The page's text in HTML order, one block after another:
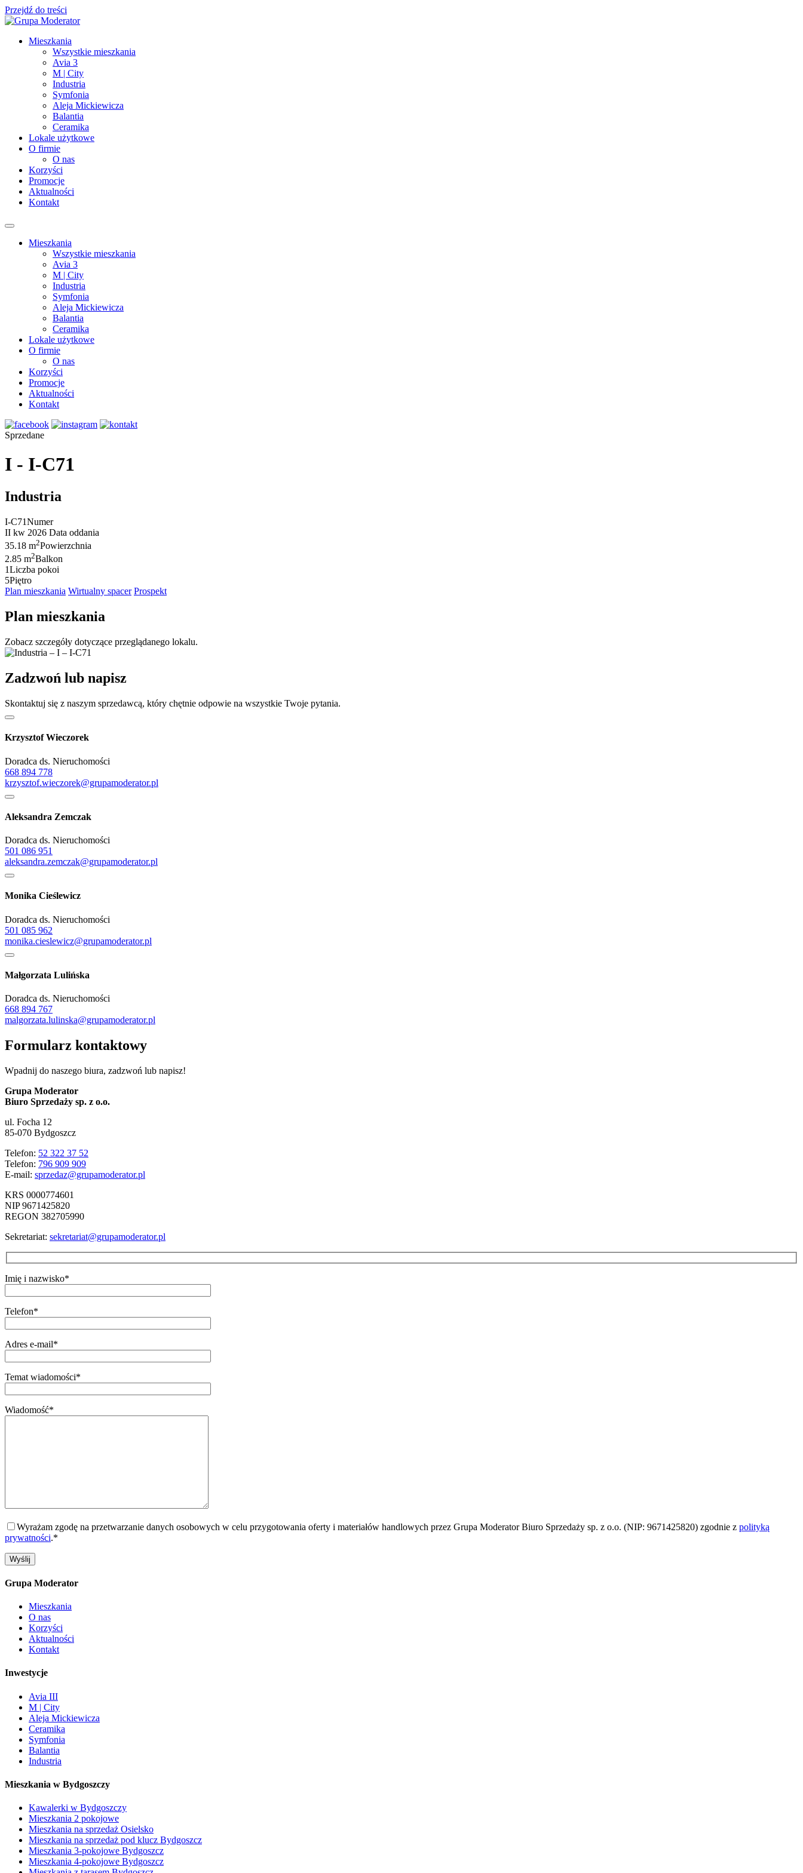
Przejdź do treści
Mieszkania
Wszystkie mieszkania
Avia 3
M | City
Industria
Symfonia
Aleja Mickiewicza
Balantia
Ceramika
Lokale użytkowe
O firmie
O nas
Korzyści
Promocje
Aktualności
Kontakt
Mieszkania
Wszystkie mieszkania
Avia 3
M | City
Industria
Symfonia
Aleja Mickiewicza
Balantia
Ceramika
Lokale użytkowe
O firmie
O nas
Korzyści
Promocje
Aktualności
Kontakt
Sprzedane
I - I-C71
Industria
I-C71Numer
II kw 2026 Data oddania
35.18 m2Powierzchnia
2.85 m2Balkon
1Liczba pokoi
5Piętro
Plan mieszkania Wirtualny spacer Prospekt
Plan mieszkania
Zobacz szczegóły dotyczące przeglądanego lokalu.
Zadzwoń lub napisz
Skontaktuj się z naszym sprzedawcą, który chętnie odpowie na wszystkie Twoje pytania.
Krzysztof Wieczorek
Doradca ds. Nieruchomości
668 894 778
krzysztof.wieczorek@grupamoderator.pl
Aleksandra Zemczak
Doradca ds. Nieruchomości
501 086 951
aleksandra.zemczak@grupamoderator.pl
Monika Cieślewicz
Doradca ds. Nieruchomości
501 085 962
monika.cieslewicz@grupamoderator.pl
Małgorzata Lulińska
Doradca ds. Nieruchomości
668 894 767
malgorzata.lulinska@grupamoderator.pl
Formularz kontaktowy
Wpadnij do naszego biura, zadzwoń lub napisz!
Grupa Moderator
Biuro Sprzedaży sp. z o.o.
ul. Focha 12
85-070 Bydgoszcz
Telefon: 52 322 37 52
Telefon: 796 909 909
E-mail: sprzedaz@grupamoderator.pl
KRS 0000774601
NIP 9671425820
REGON 382705990
Sekretariat: sekretariat@grupamoderator.pl
Imię i nazwisko*
Telefon*
Adres e-mail*
Temat wiadomości*
Wiadomość*
Wyrażam zgodę na przetwarzanie danych osobowych w celu przygotowania oferty i materiałów handlowych przez Grupa Moderator Biuro Sprzedaży sp. z o.o. (NIP: 9671425820) zgodnie z polityką
prywatności.*
Grupa Moderator
Mieszkania
O nas
Korzyści
Aktualności
Kontakt
Inwestycje
Avia III
M | City
Aleja Mickiewicza
Ceramika
Symfonia
Balantia
Industria
Mieszkania w Bydgoszczy
Kawalerki w Bydgoszczy
Mieszkania 2 pokojowe
Mieszkania na sprzedaż Osielsko
Mieszkania na sprzedaż pod klucz Bydgoszcz
Mieszkania 3-pokojowe Bydgoszcz
Mieszkania 4-pokojowe Bydgoszcz